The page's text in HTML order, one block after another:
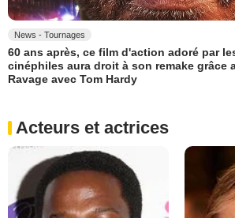
News - Tournages
60 ans après, ce film d'action adoré par
cinéphiles aura droit à son remake grâce
Ravage avec Tom Hardy
Acteurs et actrices